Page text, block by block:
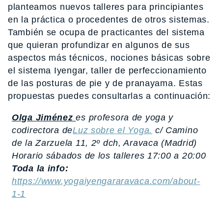
planteamos nuevos talleres para principiantes
en la práctica o procedentes de otros sistemas.
También se ocupa de practicantes del sistema
que quieran profundizar en algunos de sus
aspectos más técnicos, nociones básicas sobre
el sistema Iyengar, taller de perfeccionamiento
de las posturas de pie y de pranayama. Estas
propuestas puedes consultarlas a continuación:
Olga Jiménezes profesora de yoga y
codirectora deLuz sobre el Yoga. c/ Camino
de la Zarzuela 11, 2º dch, Aravaca (Madrid)
Horario sábados de los talleres 17:00 a 20:00
Toda la info:
https://www.yogaiyengararavaca.com/about-
1-1